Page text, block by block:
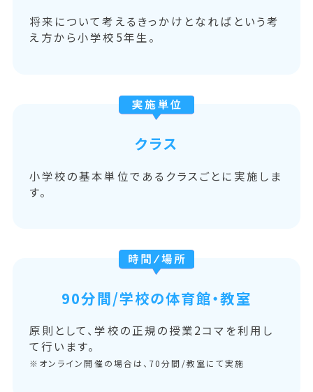
将来について考えるきっかけとなればという考
え方から小学校5年生。
クラス
小学校の基本単位であるクラスごとに実施しま
す。
90分間/学校の体育館・教室
原則として、学校の正規の授業2コマを利用し
て行います。
※オンライン開催の場合は、70分間/教室にて実施